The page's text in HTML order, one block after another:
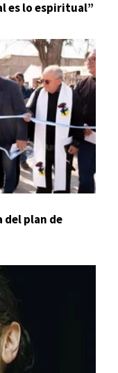
es lo espiritual”
del plan de